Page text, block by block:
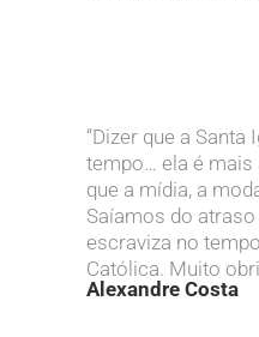
“Dizer que a Santa
tempo… ela é mais
que a mídia, a
Saíamos do
escraviza no
Católica. Muito
Alexandre Costa